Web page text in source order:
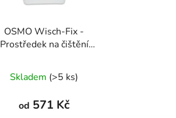
OSMO Wisch-Fix -
Prostředek na čištění
Skladem (>5 ks)
od 571 Kč